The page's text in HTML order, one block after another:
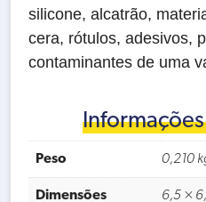
silicone, alcatrão,
cera, rótulos, adesivos,
contaminantes de uma
Peso 0,210
Dimensões 6,5 ×